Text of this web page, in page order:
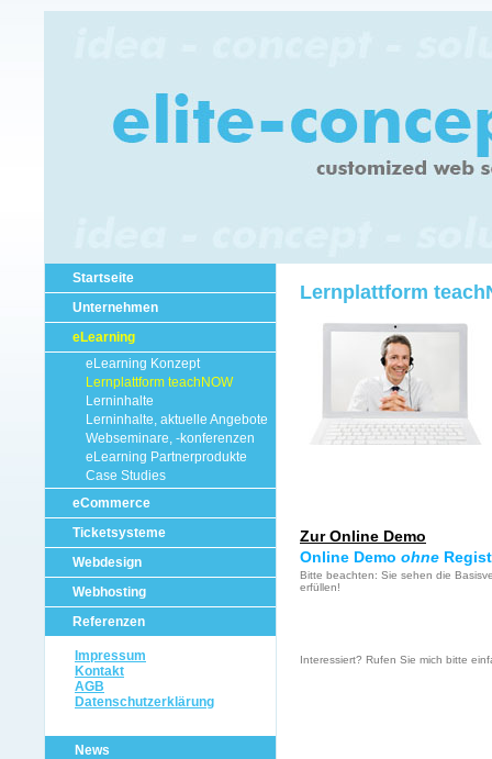
Startseite
Unternehmen
eLearning
eLearning Konzept
Lernplattform teachNOW
Lerninhalte
Lerninhalte, aktuelle Angebote
Webseminare, -konferenzen
eLearning Partnerprodukte
Case Studies
eCommerce
Ticketsysteme
Webdesign
Webhosting
Referenzen
Impressum
Kontakt
AGB
Datenschutzerklärung
News
Lernplattform
Zur Online Demo
Online Demo ohne
Bitte beachten: Sie sehen die
erfüllen!
Interessiert? Rufen Sie mich bitte